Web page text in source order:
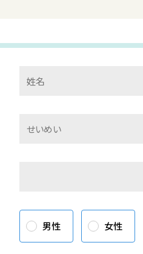
男性 女性